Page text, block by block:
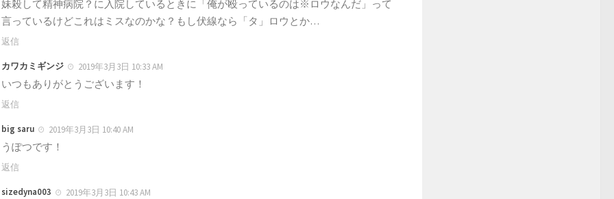
妹殺して精神病院？に入院しているときに「俺が殴っているのは※ロウなんだ」って
言っているけどこれはミスなのかな？もし伏線なら「タ」ロウとか…
返信
カワカミギンジ 2019年3月3日 10:33 AM
いつもありがとうございます！
返信
big saru 2019年3月3日 10:40 AM
うぽつです！
返信
sizedyna003 2019年3月3日 10:43 AM